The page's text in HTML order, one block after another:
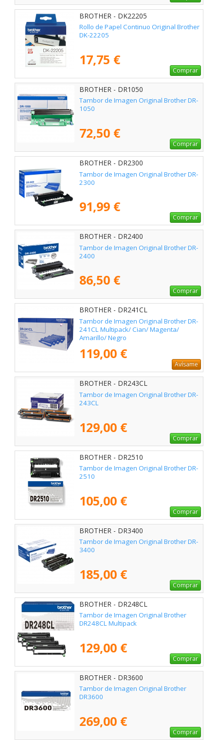
BROTHER - DK22205
Rollo de Papel Continuo Original Brother
DK-22205
17,75 €
Comprar
BROTHER - DR1050
Tambor de Imagen Original Brother DR-
1050
72,50 €
Comprar
BROTHER - DR2300
Tambor de Imagen Original Brother DR-
2300
91,99 €
Comprar
BROTHER - DR2400
Tambor de Imagen Original Brother DR-
2400
86,50 €
Comprar
BROTHER - DR241CL
Tambor de Imagen Original Brother DR-
241CL Multipack/ Cian/ Magenta/
Amarillo/ Negro
119,00 €
Avísame
BROTHER - DR243CL
Tambor de Imagen Original Brother DR-
243CL
129,00 €
Comprar
BROTHER - DR2510
Tambor de Imagen Original Brother DR-
2510
105,00 €
Comprar
BROTHER - DR3400
Tambor de Imagen Original Brother DR-
3400
185,00 €
Comprar
BROTHER - DR248CL
Tambor de Imagen Original Brother
DR248CL Multipack
129,00 €
Comprar
BROTHER - DR3600
Tambor de Imagen Original Brother
DR3600
269,00 €
Comprar